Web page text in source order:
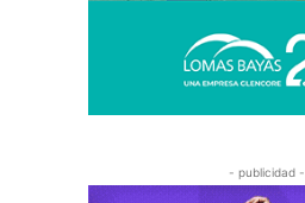
- publicidad -